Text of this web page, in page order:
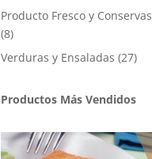
productos
Producto Fresco y Conservas
88
productos
Verduras y Ensaladas 2727
Productos Más Vendidos